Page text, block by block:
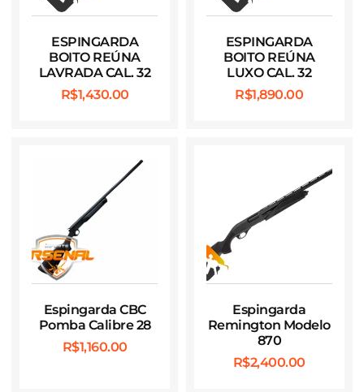
ESPINGARDA
BOITO REÚNA
LAVRADA CAL. 32
R$1,430.00
ESPINGARDA
BOITO REÚNA
LUXO CAL. 32
R$1,890.00
Espingarda CBC
Pomba Calibre 28
R$1,160.00
Espingarda
Remington Modelo
870
R$2,400.00